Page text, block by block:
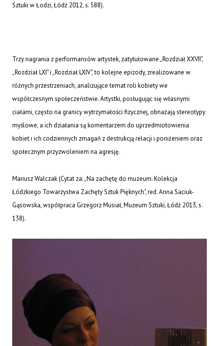
Sztuki w Łodzi, Łódź 2012, s. 588).
Trzy nagrania z performansów artystek, zatytułowane „Rozdział XXVII",
„Rozdział LXI" i „Rozdział LXIV", to kolejne epizody, zrealizowane w
różnych przestrzeniach, analizujące temat roli kobiety we
współczesnym społeczeństwie. Artystki, posługując się własnymi
ciałami, często na granicy wytrzymałości fizycznej, obnażają stereotypy
myślowe, a ich działania są komentarzem do uprzedmiotowienia
kobiet i ich codziennych zmagań z destrukcją relacji i poniżeniem oraz
społecznym przyzwoleniem na agresję.
Mariusz Walczak (Cytat za: „Na zachętę do muzeum. Kolekcja
Łódzkiego Towarzystwa Zachęty Sztuk Pięknych", red. Anna Saciuk-
Gąsowska, współpraca Grzegorz Musiał, Muzeum Sztuki, Łódź 2013, s.
138).